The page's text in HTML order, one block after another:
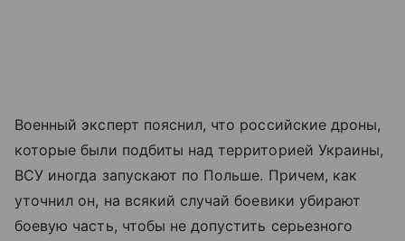
Военный эксперт пояснил, что российские дроны,
которые были подбиты над территорией Украины,
ВСУ иногда запускают по Польше. Причем, как
уточнил он, на всякий случай боевики убирают
боевую часть, чтобы не допустить серьезного